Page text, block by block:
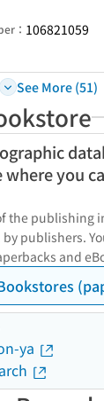
： 106821059
See More (51)
you
the publishing
publishers.
and
ya